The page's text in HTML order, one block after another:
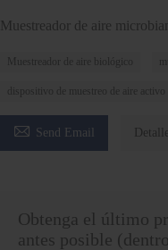
Muestreador de aire
Muestreador de aire biológico
dispositivo de muestreo de aire activo
 Send Email
Obtenga el último
antes posible